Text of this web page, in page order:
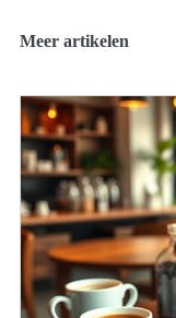
Meer artikelen